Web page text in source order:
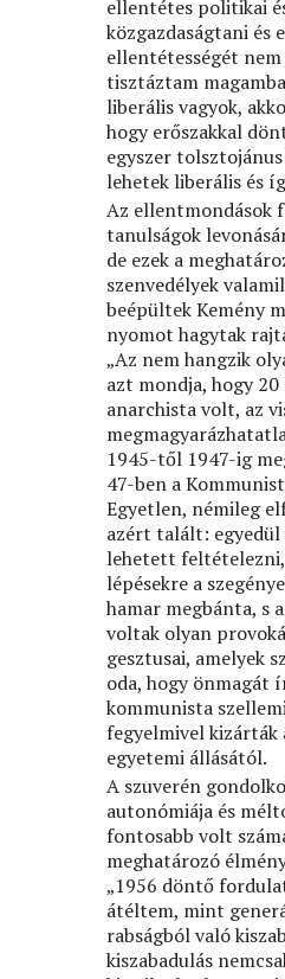
ellentétes politikai
közgazdaságtani és
ellentétességét
tisztáztam
liberális vagyok,
hogy erőszakkal
egyszer
lehetek liberális és
Az ellentmondások
tanulságok
de ezek a
szenvedélyek
beépültek Kemény
nyomot hagytak
„Az nem hangzik
azt mondja, hogy 20
anarchista volt, az
1945-től 1947-ig
47-ben a
Egyetlen, némileg
azért talált:
lehetett
lépésekre a
hamar megbánta, s
voltak olyan
gesztusai, amelyek
oda, hogy önmagát
kommunista
fegyelmivel
egyetemi állásától.
A szuverén
autonómiája és
fontosabb volt
meghatározó
„1956 döntő
átéltem, mint
rabságból való
kiszabadulás